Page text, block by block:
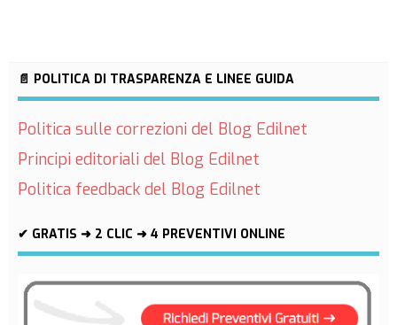
📄 POLITICA DI TRASPARENZA E LINEE GUIDA
Politica sulle correzioni del Blog Edilnet
Principi editoriali del Blog Edilnet
Politica feedback del Blog Edilnet
✔ GRATIS ➜ 2 CLIC ➜ 4 PREVENTIVI ONLINE